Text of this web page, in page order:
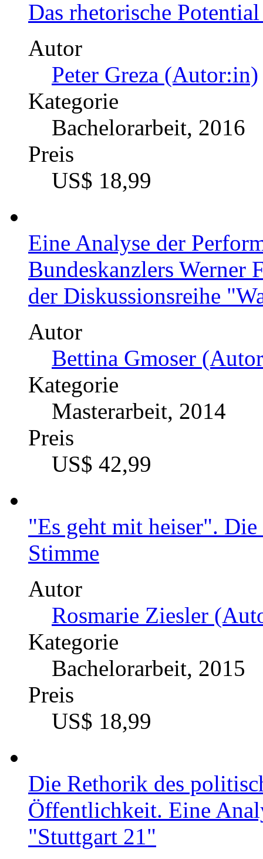
Das rhetorische
Autor
Peter Greza (Autor:in)
Kategorie
Bachelorarbeit, 2016
Preis
US$ 18,99
Eine Analyse der
Bundeskanzlers Werner
der Diskussionsreihe
Autor
Bettina Gmoser
Kategorie
Masterarbeit, 2014
Preis
US$ 42,99
"Es geht mit heiser".
Stimme
Autor
Rosmarie Ziesler
Kategorie
Bachelorarbeit, 2015
Preis
US$ 18,99
Die Rethorik des
Öffentlichkeit. Eine
"Stuttgart 21"